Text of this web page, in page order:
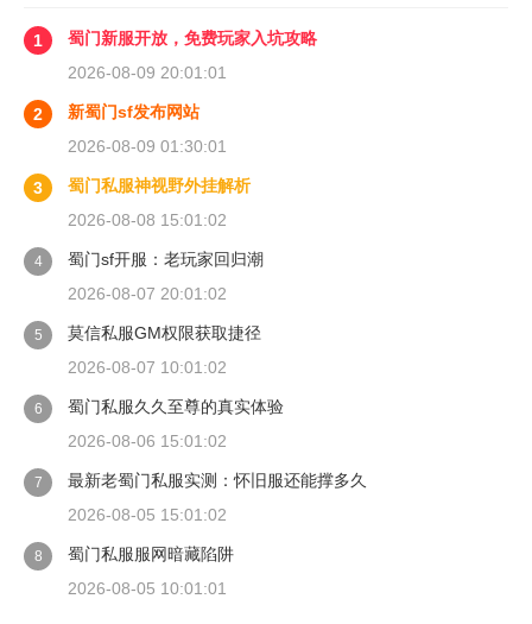
1
蜀门新服开放，免费玩家入坑攻略
2026-08-09 20:01:01
2
新蜀门sf发布网站
2026-08-09 01:30:01
3
蜀门私服神视野外挂解析
2026-08-08 15:01:02
4
蜀门sf开服：老玩家回归潮
2026-08-07 20:01:02
5
莫信私服GM权限获取捷径
2026-08-07 10:01:02
6
蜀门私服久久至尊的真实体验
2026-08-06 15:01:02
7
最新老蜀门私服实测：怀旧服还能撑多久
2026-08-05 15:01:02
8
蜀门私服服网暗藏陷阱
2026-08-05 10:01:01